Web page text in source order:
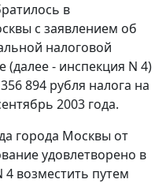
в
с заявлением об
налоговой
(далее - инспекция N 4)
894 рубля налога на
2003 года.
города Москвы от
удовлетворено в
4 возместить путем